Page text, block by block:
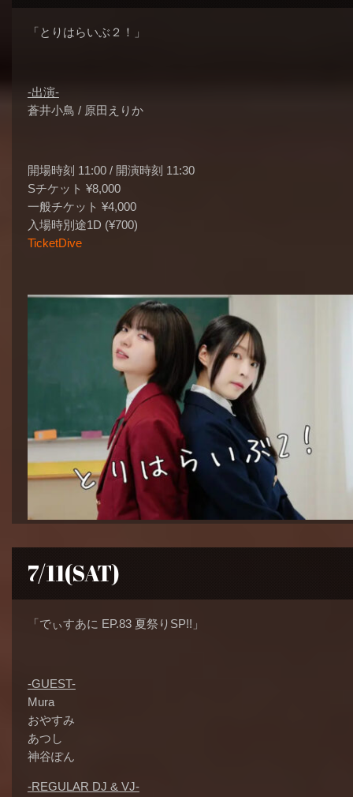
「とりはらいぶ２！」
-出演-
蒼井小鳥 / 原田えりか
開場時刻 11:00 / 開演時刻 11:30
Sチケット ¥8,000
一般チケット ¥4,000
入場時別途1D (¥700)
TicketDive
7/11(SAT)
「でぃすあに EP.83 夏祭りSP!!」
-GUEST-
Mura
おやすみ
あつし
神谷ぽん
-REGULAR DJ & VJ-